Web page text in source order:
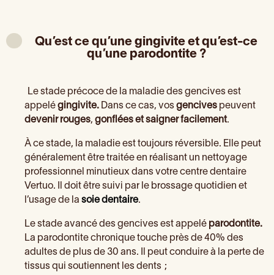
Qu’est ce qu’une gingivite et qu’est-ce
qu’une parodontite ?
Le stade précoce de la maladie des gencives est
appelé gingivite. Dans ce cas, vos gencives peuvent
devenir rouges, gonflées et saigner facilement.
À ce stade, la maladie est toujours réversible. Elle peut
généralement être traitée en réalisant un nettoyage
professionnel minutieux dans votre centre dentaire
Vertuo. Il doit être suivi par le brossage quotidien et
l’usage de la soie dentaire.
Le stade avancé des gencives est appelé parodontite.
La parodontite chronique touche près de 40% des
adultes de plus de 30 ans. Il peut conduire à la perte de
tissus qui soutiennent les dents ;